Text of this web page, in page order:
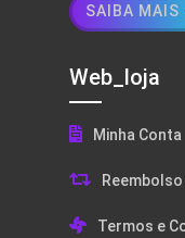
SAIBA MAIS
Web_loja
Minha Conta
Termos e